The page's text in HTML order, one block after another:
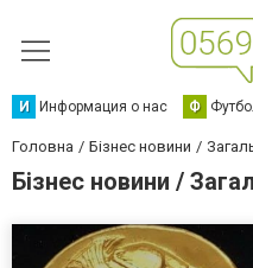
И Информация о нас Ф
Головна Бізнес новини
Бізнес новини /